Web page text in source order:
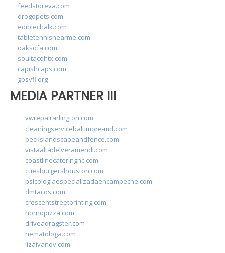
feedstoreva.com
drogopets.com
ediblechalk.com
tabletennisnearme.com
oaksofa.com
soultacohtx.com
capishcaps.com
gpsyfl.org
MEDIA PARTNER III
vwrepairarlington.com
cleaningservicebaltimore-md.com
beckslandscapeandfence.com
vistaaltadelveramendi.com
coastlinecateringnc.com
cuesburgershouston.com
psicologiaespecializadaencampeche.com
dmtacos.com
crescentstreetprinting.com
hornopizza.com
driveadragster.com
hematologa.com
lizaivanov.com